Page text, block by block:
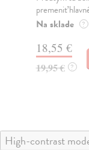
jeho nejisté
Na sklade ?
31,21 €
32,85 € ?
High-contrast